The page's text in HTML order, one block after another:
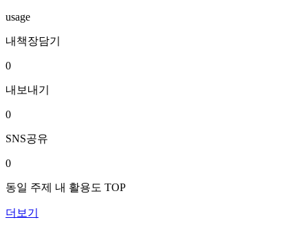
usage
내책장담기
0
내보내기
0
SNS공유
0
동일 주제 내 활용도 TOP
더보기